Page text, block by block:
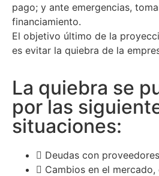
pago; y ante emergencias,
financiamiento.
El objetivo último de la
es evitar la quiebra de la
La quiebra se
por las
situaciones:
Deudas con proveedores
Cambios en el